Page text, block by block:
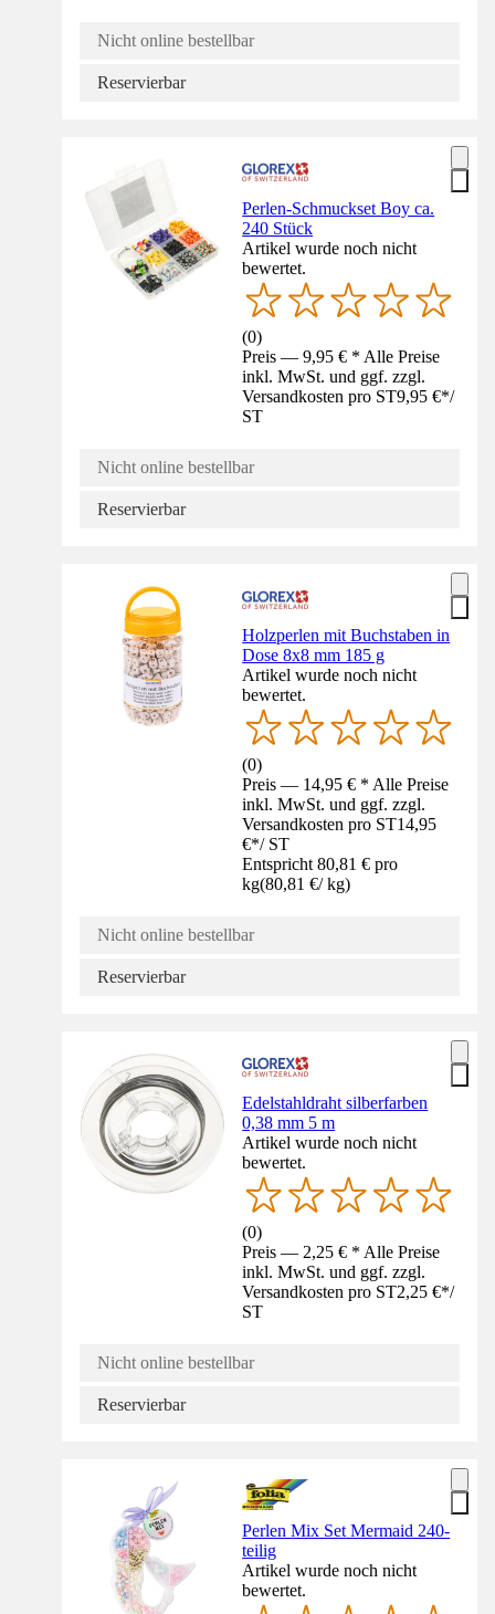
Nicht online bestellbar
Reservierbar
Perlen-Schmuckset Boy ca.
240 Stück
Artikel wurde noch nicht
bewertet.
(0)
Preis — 9,95 € * Alle Preise
inkl. MwSt. und ggf. zzgl.
Versandkosten pro ST9,95 €*/
ST
Nicht online bestellbar
Reservierbar
Holzperlen mit Buchstaben in
Dose 8x8 mm 185 g
Artikel wurde noch nicht
bewertet.
(0)
Preis — 14,95 € * Alle Preise
inkl. MwSt. und ggf. zzgl.
Versandkosten pro ST14,95
€*/ ST
Entspricht 80,81 € pro
kg(80,81 €/ kg)
Nicht online bestellbar
Reservierbar
Edelstahldraht silberfarben
0,38 mm 5 m
Artikel wurde noch nicht
bewertet.
(0)
Preis — 2,25 € * Alle Preise
inkl. MwSt. und ggf. zzgl.
Versandkosten pro ST2,25 €*/
ST
Nicht online bestellbar
Reservierbar
Perlen Mix Set Mermaid 240-
teilig
Artikel wurde noch nicht
bewertet.